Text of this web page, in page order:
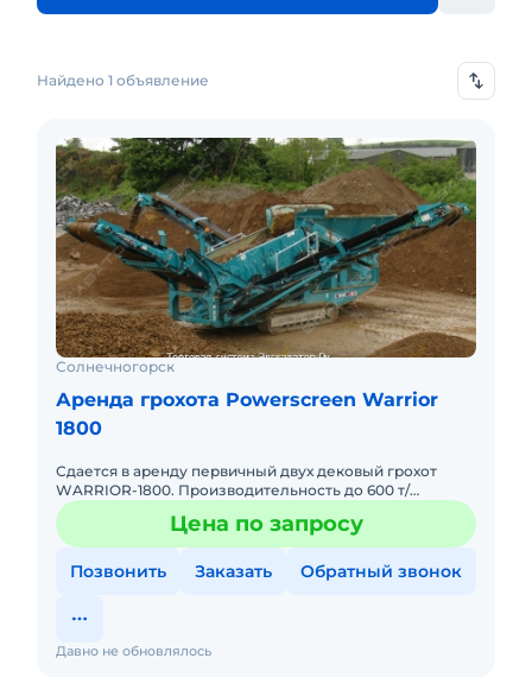
Найдено 1 объявление
Солнечногорск
Аренда грохота Powerscreen Warrior
1800
Сдается в аренду первичный двух дековый грохот
WARRIOR-1800. Производительность до 600 т/
ч.просевная 4.88 на 1.52,приемный бункер 6.8 м3. А так
же сдается вт
Цена по запросу
Позвонить Заказать Обратный звонок
Давно не обновлялось